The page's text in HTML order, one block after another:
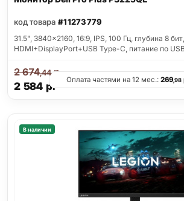
код товара #11273779
31.5", 3840x2160, 16:9, IPS, 100 Гц, глубина 8
HDMI+DisplayPort+USB Type-C, питание по
2 584 р.
2 674,44р.
Оплата частями на 12 мес.:269,98
В наличии